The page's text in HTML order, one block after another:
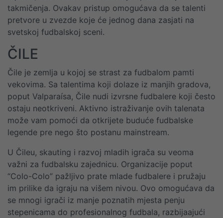
takmičenja. Ovakav pristup omogućava da se talenti
pretvore u zvezde koje će jednog dana zasjati na
svetskoj fudbalskoj sceni.
ČILE
Čile je zemlja u kojoj se strast za fudbalom pamti
vekovima. Sa talentima koji dolaze iz manjih gradova,
poput Valparaísa, Čile nudi izvrsne fudbalere koji često
ostaju neotkriveni. Aktivno istraživanje ovih talenata
može vam pomoći da otkrijete buduće fudbalske
legende pre nego što postanu mainstream.
U Čileu, skauting i razvoj mladih igrača su veoma
važni za fudbalsku zajednicu. Organizacije poput
“Colo-Colo” pažljivo prate mlade fudbalere i pružaju
im prilike da igraju na višem nivou. Ovo omogućava da
se mnogi igrači iz manje poznatih mjesta penju
stepenicama do profesionalnog fudbala, razbijaajući